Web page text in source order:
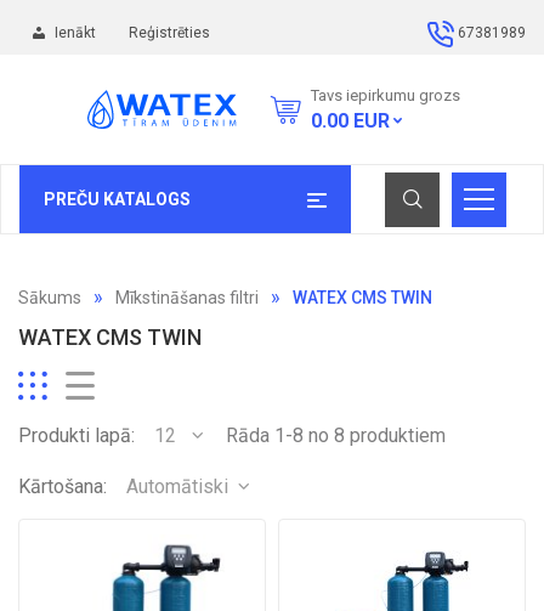
Ienākt Reģistrēties 67381989
Tavs iepirkumu grozs
0.00 EUR
PREČU KATALOGS
Sākums Mīkstināšanas filtri WATEX CMS TWIN
WATEX CMS TWIN
Produkti lapā: 12 Rāda 1-8 no 8 produktiem
Kārtošana: Automātiski